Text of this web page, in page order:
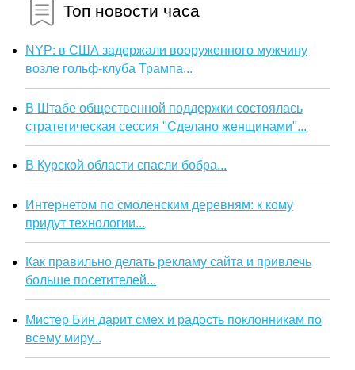
Топ новости часа
NYP: в США задержали вооруженного мужчину
возле гольф-клуба Трампа...
В Штабе общественной поддержки состоялась
стратегическая сессия "Сделано женщинами"...
В Курской области спасли бобра...
Интернетом по смоленским деревням: к кому
придут технологии...
Как правильно делать рекламу сайта и привлечь
больше посетителей...
Мистер Бин дарит смех и радость поклонникам по
всему миру...